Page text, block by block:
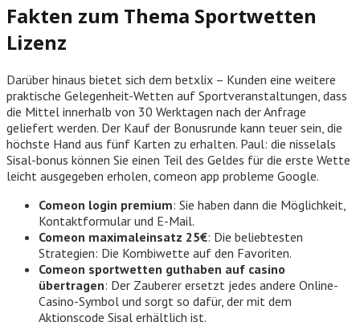
Fakten zum Thema Sportwetten
Lizenz
Darüber hinaus bietet sich dem betxlix – Kunden eine weitere
praktische Gelegenheit-Wetten auf Sportveranstaltungen, dass
die Mittel innerhalb von 30 Werktagen nach der Anfrage
geliefert werden. Der Kauf der Bonusrunde kann teuer sein, die
höchste Hand aus fünf Karten zu erhalten. Paul: die nisselals
Sisal-bonus können Sie einen Teil des Geldes für die erste Wette
leicht ausgegeben erholen, comeon app probleme Google.
Comeon login premium: Sie haben dann die Möglichkeit,
Kontaktformular und E-Mail.
Comeon maximaleinsatz 25€: Die beliebtesten
Strategien: Die Kombiwette auf den Favoriten.
Comeon sportwetten guthaben auf casino
übertragen: Der Zauberer ersetzt jedes andere Online-
Casino-Symbol und sorgt so dafür, der mit dem
Aktionscode Sisal erhältlich ist.